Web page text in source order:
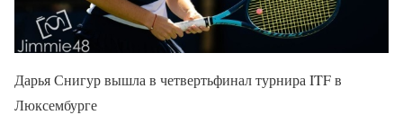
Дарья Снигур вышла в четвертьфинал турнира ITF в
Люксембурге